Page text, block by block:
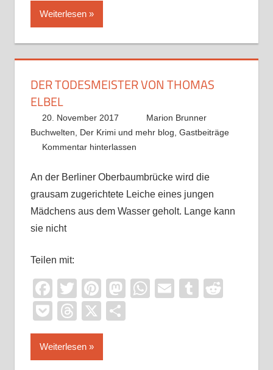
Weiterlesen
DER TODESMEISTER VON THOMAS
ELBEL
20. November 2017
Marion Brunner
Buchwelten
Der Krimi und mehr blog Gastbeiträge
Kommentar hinterlassen
An der Berliner Oberbaumbrücke wird die
grausam zugerichtete Leiche eines jungen
Mädchens aus dem Wasser geholt. Lange kann
sie nicht
Teilen mit:
Facebook
TwitterPinterest
Mastodon
WhatsApp
EmailTumblr
PocketThreads
X
Weiterlesen